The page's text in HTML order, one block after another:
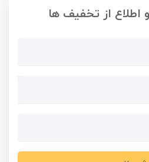
اطلاع از تخفیف ها